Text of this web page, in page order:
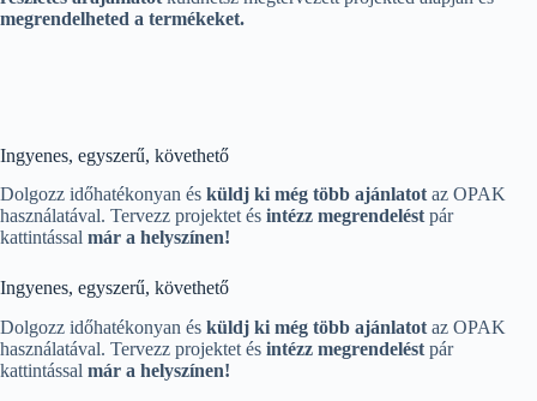
megrendelheted a termékeket.
Ingyenes, egyszerű, követhető
Dolgozz időhatékonyan és küldj ki még több ajánlatot az OPAK
használatával. Tervezz projektet és intézz megrendelést pár
kattintással már a helyszínen!
Ingyenes, egyszerű, követhető
Dolgozz időhatékonyan és küldj ki még több ajánlatot az OPAK
használatával. Tervezz projektet és intézz megrendelést pár
kattintással már a helyszínen!